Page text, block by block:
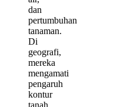
dan
pertumbuhan
tanaman.
Di
geografi,
mereka
mengamati
pengaruh
kontur
tanah